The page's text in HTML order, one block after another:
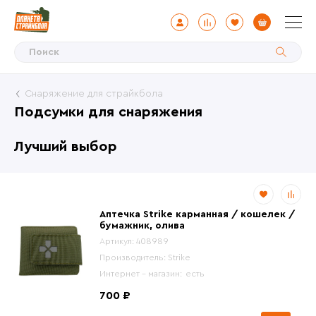
Цена
Интернет-магазин
Подсумки для снаряжения
Снаряжение для страйкбола
Лучший выбор
Аптечка Strike карманная / кошелек /
бумажник, олива
Артикул: 408989
Производитель: Strike
Интернет - магазин: есть
700 ₽